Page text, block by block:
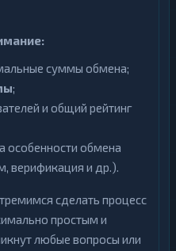
суммы обмена;
;
и общий рейтинг
особенности обмена
верификация и др.).
сделать процесс
простым и
любые вопросы или